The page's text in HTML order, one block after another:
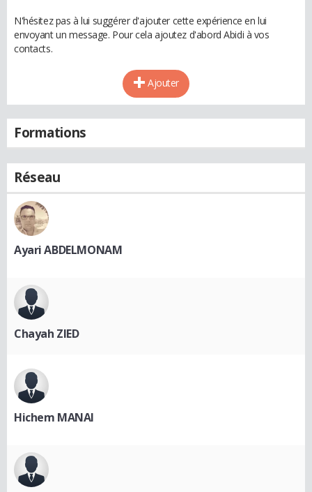
N'hésitez pas à lui suggérer d'ajouter cette expérience en lui
envoyant un message. Pour cela ajoutez d'abord Abidi à vos
contacts.
Ajouter
Formations
Réseau
Ayari ABDELMONAM
Chayah ZIED
Hichem MANAI